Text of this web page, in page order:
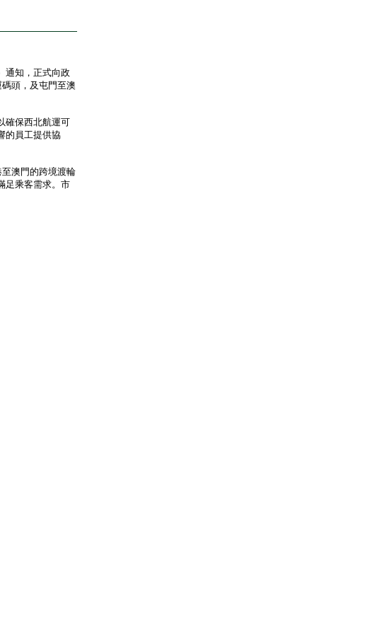
知，正式向政
頭，及屯門至澳
確保西北航運可
的員工提供協
澳門的跨境渡輪
足乘客需求。市